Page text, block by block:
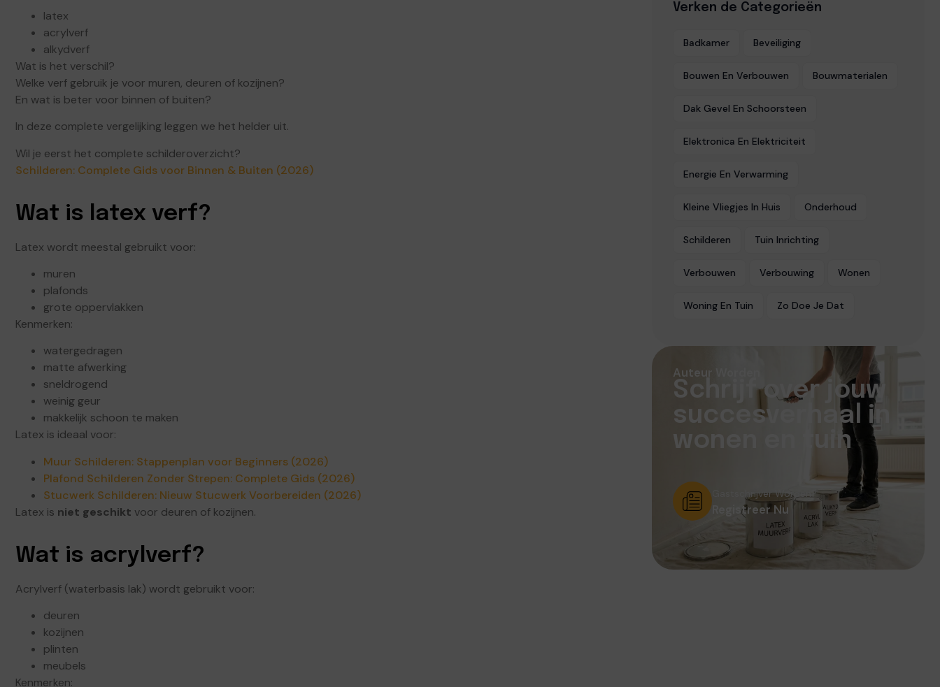
latex
acrylverf
alkydverf
Wat is het verschil?
Welke verf gebruik je voor muren, deuren of kozijnen?
En wat is beter voor binnen of buiten?
In deze complete vergelijking leggen we het helder uit.
Wil je eerst het complete schilderoverzicht?
Schilderen: Complete Gids voor Binnen & Buiten (2026)
Wat is latex verf?
Latex wordt meestal gebruikt voor:
muren
plafonds
grote oppervlakken
Kenmerken:
watergedragen
matte afwerking
sneldrogend
weinig geur
makkelijk schoon te maken
Latex is ideaal voor:
Muur Schilderen: Stappenplan voor Beginners (2026)
Plafond Schilderen Zonder Strepen: Complete Gids (2026)
Stucwerk Schilderen: Nieuw Stucwerk Voorbereiden (2026)
Latex is niet geschikt voor deuren of kozijnen.
Wat is acrylverf?
Acrylverf (waterbasis lak) wordt gebruikt voor:
deuren
kozijnen
plinten
meubels
Kenmerken:
Verken de Categorieën
Badkamer Beveiliging
Bouwen En Verbouwen Bouwmaterialen
Dak Gevel En Schoorsteen
Elektronica En Elektriciteit
Energie En Verwarming
Kleine Vliegjes In Huis Onderhoud
Schilderen Tuin Inrichting
Verbouwen Verbouwing Wonen
Woning En Tuin Zo Doe Je Dat
Auteur Worden
Schrijf over jouw
succesverhaal in
wonen en tuin
Gastschrijver Worden?
Registreer Nu